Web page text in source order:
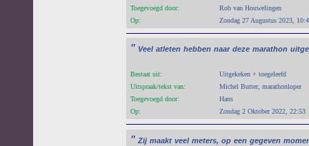
Toegevoegd door:
Rob van Houwelingen
Op:
Zondag 27 Augustus 2023,
" Veel atleten hebben naar deze marathon
Bestaat uit:
Uitgekeken + toegeleefd
Uitspraak/tekst van:
Michel Butter, marathonloper
Toegevoegd door:
Hans
Op:
Zondag 2 Oktober 2022, 22:53
" Zij maakt veel meters, op een gegeven